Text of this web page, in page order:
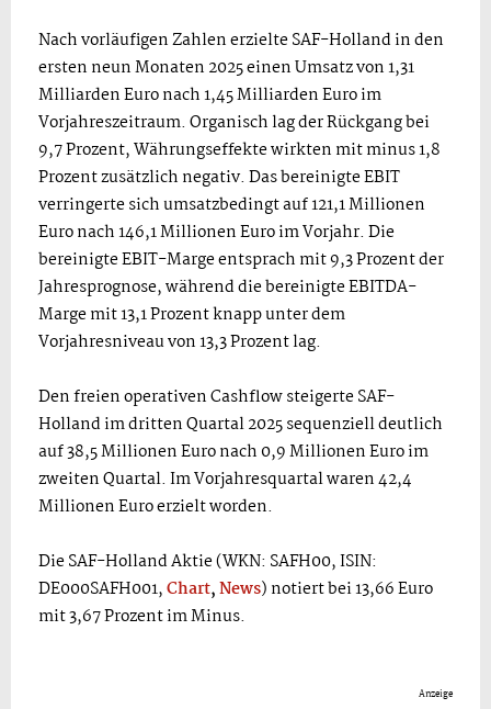
Nach vorläufigen Zahlen erzielte SAF-Holland in den
ersten neun Monaten 2025 einen Umsatz von 1,31
Milliarden Euro nach 1,45 Milliarden Euro im
Vorjahreszeitraum. Organisch lag der Rückgang bei
9,7 Prozent, Währungseffekte wirkten mit minus 1,8
Prozent zusätzlich negativ. Das bereinigte EBIT
verringerte sich umsatzbedingt auf 121,1 Millionen
Euro nach 146,1 Millionen Euro im Vorjahr. Die
bereinigte EBIT-Marge entsprach mit 9,3 Prozent der
Jahresprognose, während die bereinigte EBITDA-
Marge mit 13,1 Prozent knapp unter dem
Vorjahresniveau von 13,3 Prozent lag.
Den freien operativen Cashflow steigerte SAF-
Holland im dritten Quartal 2025 sequenziell deutlich
auf 38,5 Millionen Euro nach 0,9 Millionen Euro im
zweiten Quartal. Im Vorjahresquartal waren 42,4
Millionen Euro erzielt worden.
Die SAF-Holland Aktie (WKN: SAFH00, ISIN:
DE000SAFH001,Chart,News) notiert bei 13,66 Euro
mit 3,67 Prozent im Minus.
Anzeige